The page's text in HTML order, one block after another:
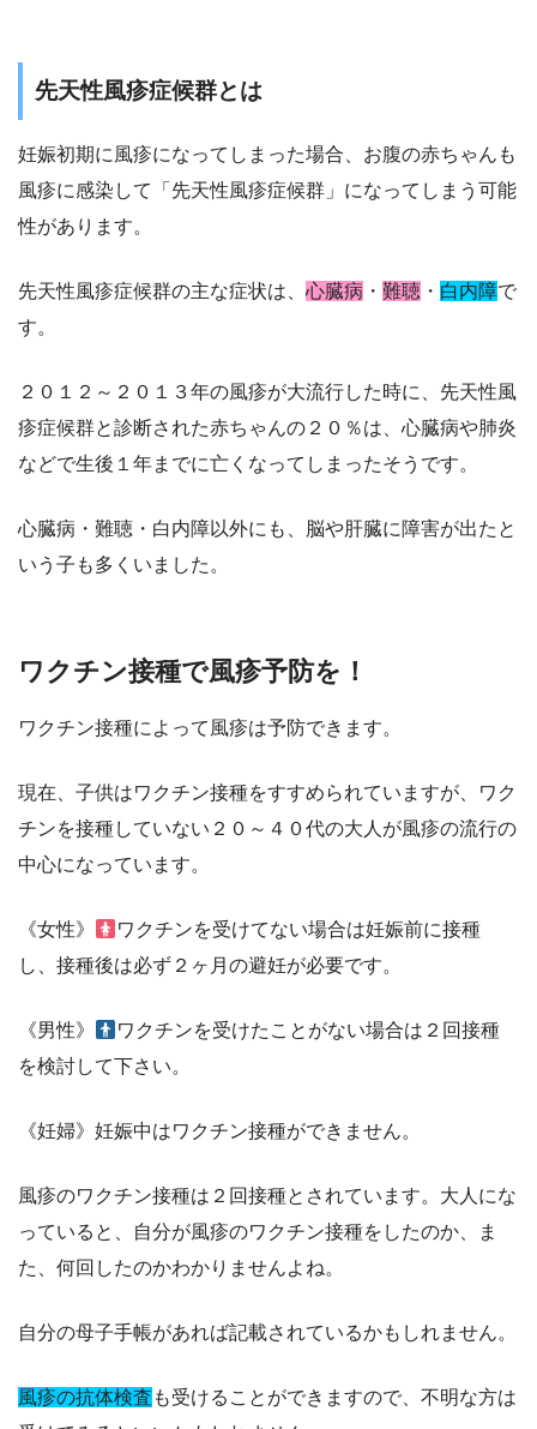
先天性風疹症候群とは
妊娠初期に風疹になってしまった場合、お腹の赤ちゃんも
風疹に感染して「先天性風疹症候群」になってしまう可能
性があります。
先天性風疹症候群の主な症状は、 心臓病 ・ 難聴 ・ 白内障で
す。
２０１２～２０１３年の風疹が大流行した時に、先天性風
疹症候群と診断された赤ちゃんの２０％は、心臓病や肺炎
などで生後１年までに亡くなってしまったそうです。
心臓病・難聴・白内障以外にも、脳や肝臓に障害が出たと
いう子も多くいました。
ワクチン接種で風疹予防を！
ワクチン接種によって風疹は予防できます。
現在、子供はワクチン接種をすすめられていますが、ワク
チンを接種していない２０～４０代の大人が風疹の流行の
中心になっています。
《女性》
ワクチンを受けてない場合は妊娠前に接種
し、接種後は必ず２ヶ月の避妊が必要です。
《男性》
ワクチンを受けたことがない場合は２回接種
を検討して下さい。
《妊婦》妊娠中はワクチン接種ができません。
風疹のワクチン接種は２回接種とされています。大人にな
っていると、自分が風疹のワクチン接種をしたのか、ま
た、何回したのかわかりませんよね。
自分の母子手帳があれば記載されているかもしれません。
風疹の抗体検査 も受けることができますので、不明な方は